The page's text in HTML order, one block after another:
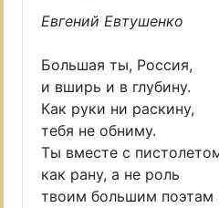
Евгений Евтушенко
Большая ты, Россия,
и вширь и в глубину.
Как руки ни раскину,
тебя не обниму.
Ты вместе с
как рану, а не роль
твоим большим поэтам